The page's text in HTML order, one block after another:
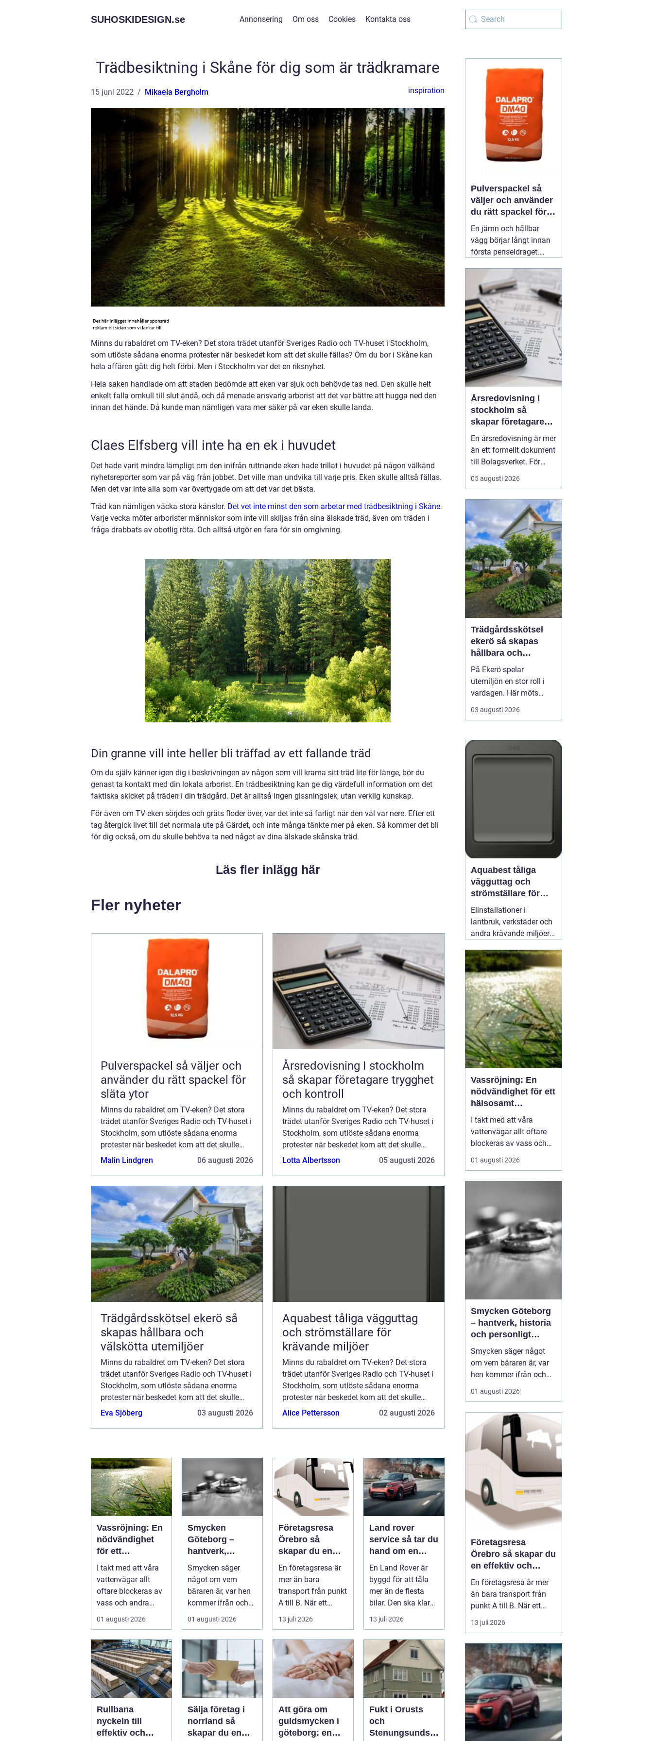
SUHOSKIDESIGN.se Annonsering Om oss Cookies Kontakta oss
Trädbesiktning i Skåne för dig som är trädkramare
15 juni 2022 Mikaela Bergholm inspiration
Minns du rabaldret om TV-eken? Det stora trädet utanför Sveriges Radio och TV-huset i Stockholm,
som utlöste sådana enorma protester när beskedet kom att det skulle fällas? Om du bor i Skåne kan
hela affären gått dig helt förbi. Men i Stockholm var det en riksnyhet.
Hela saken handlade om att staden bedömde att eken var sjuk och behövde tas ned. Den skulle helt
enkelt falla omkull till slut ändå, och då menade ansvarig arborist att det var bättre att hugga ned den
innan det hände. Då kunde man nämligen vara mer säker på var eken skulle landa.
Claes Elfsberg vill inte ha en ek i huvudet
Det hade varit mindre lämpligt om den inifrån ruttnande eken hade trillat i huvudet på någon välkänd
nyhetsreporter som var på väg från jobbet. Det ville man undvika till varje pris. Eken skulle alltså fällas.
Men det var inte alla som var övertygade om att det var det bästa.
Träd kan nämligen väcka stora känslor. Det vet inte minst den som arbetar med trädbesiktning i Skåne.
Varje vecka möter arborister människor som inte vill skiljas från sina älskade träd, även om träden i
fråga drabbats av obotlig röta. Och alltså utgör en fara för sin omgivning.
Din granne vill inte heller bli träffad av ett fallande träd
Om du själv känner igen dig i beskrivningen av någon som vill krama sitt träd lite för länge, bör du
genast ta kontakt med din lokala arborist. En trädbesiktning kan ge dig värdefull information om det
faktiska skicket på träden i din trädgård. Det är alltså ingen gissningslek, utan verklig kunskap.
För även om TV-eken sörjdes och gräts floder över, var det inte så farligt när den väl var nere. Efter ett
tag återgick livet till det normala ute på Gärdet, och inte många tänkte mer på eken. Så kommer det bli
för dig också, om du skulle behöva ta ned något av dina älskade skånska träd.
Läs fler inlägg här
Fler nyheter
Pulverspackel så väljer och
använder du rätt spackel för
släta ytor
Minns du rabaldret om TV-eken? Det stora
trädet utanför Sveriges Radio och TV-huset i
Stockholm, som utlöste sådana enorma
protester när beskedet kom att det skulle
fällas? Om du bor i Skåne kan hela affären
Malin Lindgren 06 augusti 2026
Årsredovisning I stockholm
så skapar företagare trygghet
och kontroll
Minns du rabaldret om TV-eken? Det stora
trädet utanför Sveriges Radio och TV-huset i
Stockholm, som utlöste sådana enorma
protester när beskedet kom att det skulle
fällas? Om du bor i Skåne kan hela affären
Lotta Albertsson 05 augusti 2026
Trädgårdsskötsel ekerö så
skapas hållbara och
välskötta utemiljöer
Minns du rabaldret om TV-eken? Det stora
trädet utanför Sveriges Radio och TV-huset i
Stockholm, som utlöste sådana enorma
protester när beskedet kom att det skulle
fällas? Om du bor i Skåne kan hela affären
Eva Sjöberg 03 augusti 2026
Aquabest tåliga vägguttag
och strömställare för
krävande miljöer
Minns du rabaldret om TV-eken? Det stora
trädet utanför Sveriges Radio och TV-huset i
Stockholm, som utlöste sådana enorma
protester när beskedet kom att det skulle
fällas? Om du bor i Skåne kan hela affären
Alice Pettersson 02 augusti 2026
Vassröjning: En
nödvändighet
för ett
hälsosamt
vattenlandskap
I takt med att våra
vattenvägar allt
oftare blockeras av
vass och andra
vattenväxter...
01 augusti 2026
Smycken
Göteborg –
hantverk,
historia och
personligt
uttryck
Smycken säger
något om vem
bäraren är, var hen
kommer ifrån och
vad som &...
01 augusti 2026
Företagsresa
Örebro så
skapar du en
effektiv och
minnesvärd resa
En företagsresa är
mer än bara
transport från punkt
A till B. När ett
företag planerar en
13 juli 2026
Land rover
service så tar du
hand om en
modern
klassiker
En Land Rover är
byggd för att tåla
mer än de flesta
bilar. Den ska klara
motorväg,
13 juli 2026
Rullbana
nyckeln till
effektiv och
Sälja företag i
norrland så
skapar du en
Att göra om
guldsmycken i
göteborg: en
Fukt i Orusts
och
Stenungsunds
Pulverspackel så
väljer och använder
du rätt spackel för
släta ytor
En jämn och hållbar
vägg börjar långt innan
första penseldraget.
en avgörande roll för
slutresultatet, både när
det gäller utseende och
livslängd. Många
yrkesmålare och
avancerade gör-det-
självare06 augusti 2026
Årsredovisning I
stockholm så
skapar företagare
trygghet och
kontroll
En årsredovisning är mer
än ett formellt dokument
till Bolagsverket. För
många företagare i
Stockholm är den ett
ett underlag för nya
beslut och ett krav som
måste bli rätt från
början. När tidsbrist,
regelverk och osäkerhet
...
05 augusti 2026
Trädgårdsskötsel
ekerö så skapas
hållbara och
välskötta utemiljöer
På Ekerö spelar
utemiljön en stor roll i
vardagen. Här möts
natur, vatten och
bebyggelse på ett sätt
innergårdar och
viktiga för trivseln. När
03 augusti 2026
Aquabest tåliga
vägguttag och
strömställare för
krävande miljöer
Elinstallationer i
lantbruk, verkstäder och
andra krävande miljöer
i ett vanligt bostadsrum.
Fukt, damm, spån och
mekaniskt slitage kan
snabbt skapa problem
om komponenterna inte
är rätt valda.02 augusti
2026
Vassröjning: En
nödvändighet för ett
hälsosamt
vattenlandskap
I takt med att våra
vattenvägar allt oftare
blockeras av vass och
andra vattenväxter, ökar
också behovet av
praktiska lösningarna är
vass...
01 augusti 2026
Smycken Göteborg
– hantverk, historia
och personligt
uttryck
Smycken säger något
om vem bäraren är, var
hen kommer ifrån och
vad som är viktigt i livet.
I en stad som Göteborg,
hamnstadens råa
historia och moderna
kreativitet, blir smycken
ofta en...
01 augusti 2026
Företagsresa
Örebro så skapar du
en effektiv och
minnesvärd resa
En företagsresa är mer
än bara transport från
punkt A till B. När ett
företag planerar en resa
för medarbetare eller
att bygga relationer,
stärka varumärket och
använda tiden på resan
på ett klokt sätt. När
startpunkten är Örebr...
13 juli 2026